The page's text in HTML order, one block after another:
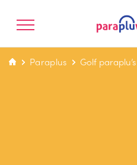
Paraplus Golf paraplu’s